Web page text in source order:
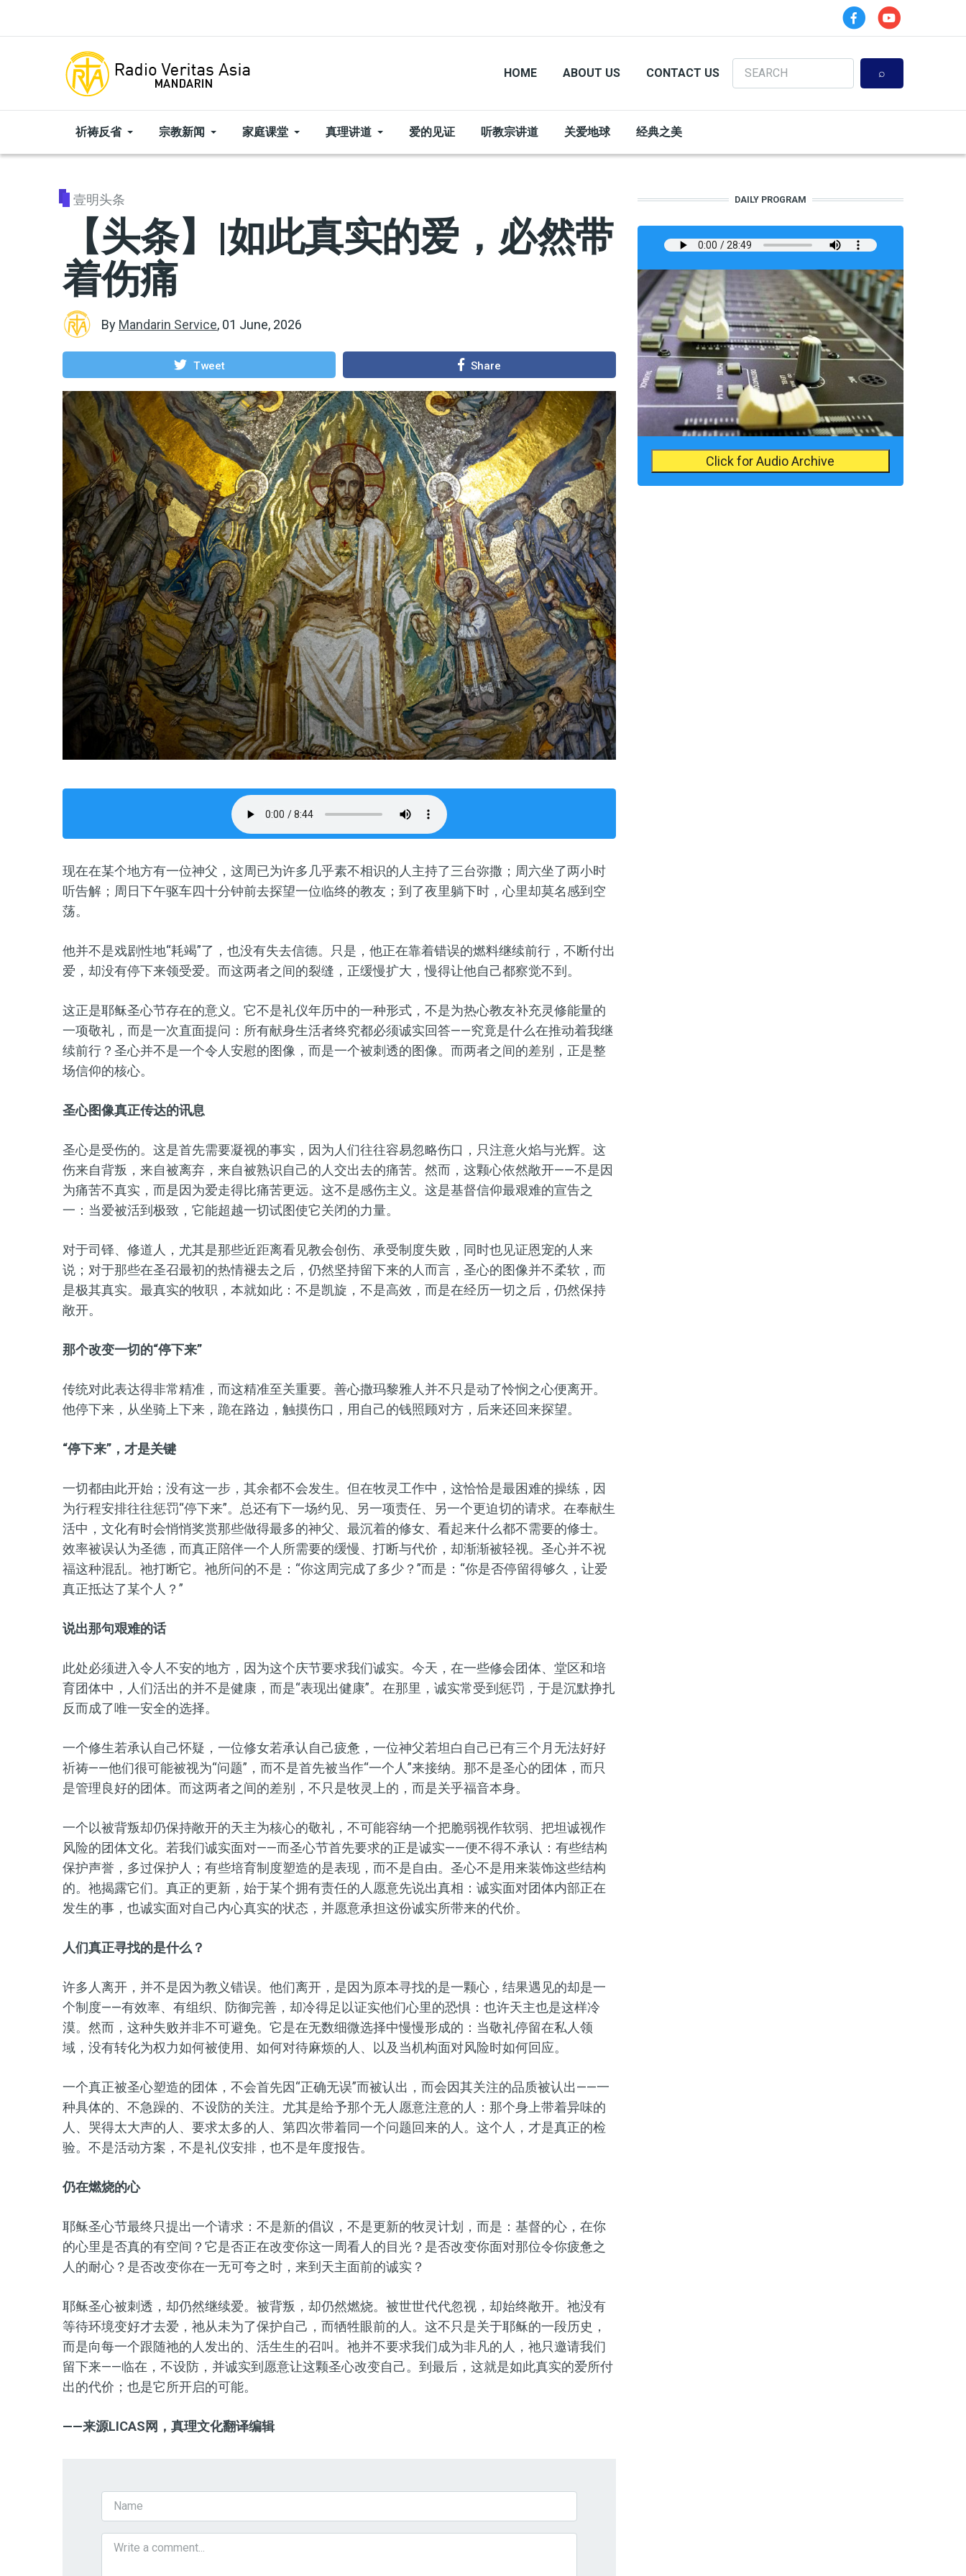
HOME ABOUT US CONTACT US
Search
祈祷反省 宗教新闻 家庭课堂 真理讲道 爱的见证 听教宗讲道 关爱地球 经典之美
壹明头条
【头条】|如此真实的爱，必然带
着伤痛
By Mandarin Service, 01 June, 2026
Tweet Share
现在在某个地方有一位神父，这周已为许多几乎素不相识的人主持了三台弥撒；周六坐了两小时
听告解；周日下午驱车四十分钟前去探望一位临终的教友；到了夜里躺下时，心里却莫名感到空
荡。
他并不是戏剧性地“耗竭”了，也没有失去信德。只是，他正在靠着错误的燃料继续前行，不断付出
爱，却没有停下来领受爱。而这两者之间的裂缝，正缓慢扩大，慢得让他自己都察觉不到。
这正是耶稣圣心节存在的意义。它不是礼仪年历中的一种形式，不是为热心教友补充灵修能量的
一项敬礼，而是一次直面提问：所有献身生活者终究都必须诚实回答——究竟是什么在推动着我继
续前行？圣心并不是一个令人安慰的图像，而是一个被刺透的图像。而两者之间的差别，正是整
场信仰的核心。
圣心图像真正传达的讯息
圣心是受伤的。这是首先需要凝视的事实，因为人们往往容易忽略伤口，只注意火焰与光辉。这
伤来自背叛，来自被离弃，来自被熟识自己的人交出去的痛苦。然而，这颗心依然敞开——不是因
为痛苦不真实，而是因为爱走得比痛苦更远。这不是感伤主义。这是基督信仰最艰难的宣告之
一：当爱被活到极致，它能超越一切试图使它关闭的力量。
对于司铎、修道人，尤其是那些近距离看见教会创伤、承受制度失败，同时也见证恩宠的人来
说；对于那些在圣召最初的热情褪去之后，仍然坚持留下来的人而言，圣心的图像并不柔软，而
是极其真实。最真实的牧职，本就如此：不是凯旋，不是高效，而是在经历一切之后，仍然保持
敞开。
那个改变一切的“停下来”
传统对此表达得非常精准，而这精准至关重要。善心撒玛黎雅人并不只是动了怜悯之心便离开。
他停下来，从坐骑上下来，跪在路边，触摸伤口，用自己的钱照顾对方，后来还回来探望。
“停下来” ，才是关键
一切都由此开始；没有这一步，其余都不会发生。但在牧灵工作中，这恰恰是最困难的操练，因
为行程安排往往惩罚“停下来”。总还有下一场约见、另一项责任、另一个更迫切的请求。在奉献生
活中，文化有时会悄悄奖赏那些做得最多的神父、最沉着的修女、看起来什么都不需要的修士。
效率被误认为圣德，而真正陪伴一个人所需要的缓慢、打断与代价，却渐渐被轻视。圣心并不祝
福这种混乱。祂打断它。祂所问的不是：“你这周完成了多少？”而是：“你是否停留得够久，让爱
真正抵达了某个人？”
说出那句艰难的话
此处必须进入令人不安的地方，因为这个庆节要求我们诚实。今天，在一些修会团体、堂区和培
育团体中，人们活出的并不是健康，而是“表现出健康”。在那里，诚实常受到惩罚，于是沉默挣扎
反而成了唯一安全的选择。
一个修生若承认自己怀疑，一位修女若承认自己疲惫，一位神父若坦白自己已有三个月无法好好
祈祷——他们很可能被视为“问题”，而不是首先被当作“一个人”来接纳。那不是圣心的团体，而只
是管理良好的团体。而这两者之间的差别，不只是牧灵上的，而是关乎福音本身。
一个以被背叛却仍保持敞开的天主为核心的敬礼，不可能容纳一个把脆弱视作软弱、把坦诚视作
风险的团体文化。若我们诚实面对——而圣心节首先要求的正是诚实——便不得不承认：有些结构
保护声誉，多过保护人；有些培育制度塑造的是表现，而不是自由。圣心不是用来装饰这些结构
的。祂揭露它们。真正的更新，始于某个拥有责任的人愿意先说出真相：诚实面对团体内部正在
发生的事，也诚实面对自己内心真实的状态，并愿意承担这份诚实所带来的代价。
人们真正寻找的是什么？
许多人离开，并不是因为教义错误。他们离开，是因为原本寻找的是一颗心，结果遇见的却是一
个制度——有效率、有组织、防御完善，却冷得足以证实他们心里的恐惧：也许天主也是这样冷
漠。然而，这种失败并非不可避免。它是在无数细微选择中慢慢形成的：当敬礼停留在私人领
域，没有转化为权力如何被使用、如何对待麻烦的人、以及当机构面对风险时如何回应。
一个真正被圣心塑造的团体，不会首先因“正确无误”而被认出，而会因其关注的品质被认出——一
种具体的、不急躁的、不设防的关注。尤其是给予那个无人愿意注意的人：那个身上带着异味的
人、哭得太大声的人、要求太多的人、第四次带着同一个问题回来的人。这个人，才是真正的检
验。不是活动方案，不是礼仪安排，也不是年度报告。
仍在燃烧的心
耶稣圣心节最终只提出一个请求：不是新的倡议，不是更新的牧灵计划，而是：基督的心，在你
的心里是否真的有空间？它是否正在改变你这一周看人的目光？是否改变你面对那位令你疲惫之
人的耐心？是否改变你在一无可夸之时，来到天主面前的诚实？
耶稣圣心被刺透，却仍然继续爱。被背叛，却仍然燃烧。被世世代代忽视，却始终敞开。祂没有
等待环境变好才去爱，祂从未为了保护自己，而牺牲眼前的人。这不只是关于耶稣的一段历史，
而是向每一个跟随祂的人发出的、活生生的召叫。祂并不要求我们成为非凡的人，祂只邀请我们
留下来——临在，不设防，并诚实到愿意让这颗圣心改变自己。到最后，这就是如此真实的爱所付
出的代价；也是它所开启的可能。
——来源LICAS网，真理文化翻译编辑
DAILY PROGRAM
Click for Audio Archive